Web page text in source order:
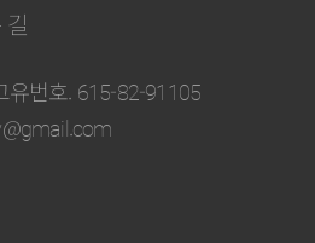
유번호. 615-82-91105